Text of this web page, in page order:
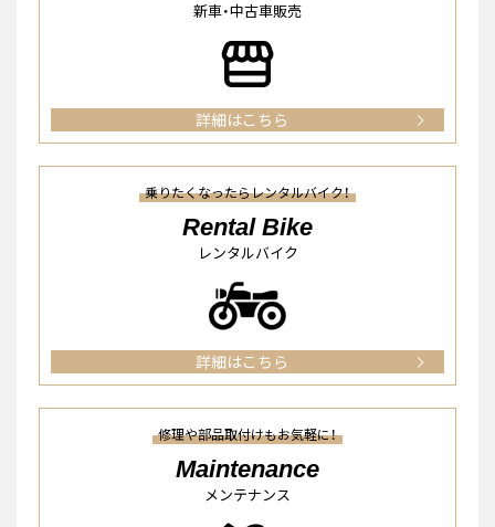
新車・中古車販売
詳細はこちら
乗りたくなったらレンタルバイク！
Rental Bike
レンタルバイク
詳細はこちら
修理や部品取付けもお気軽に！
Maintenance
メンテナンス